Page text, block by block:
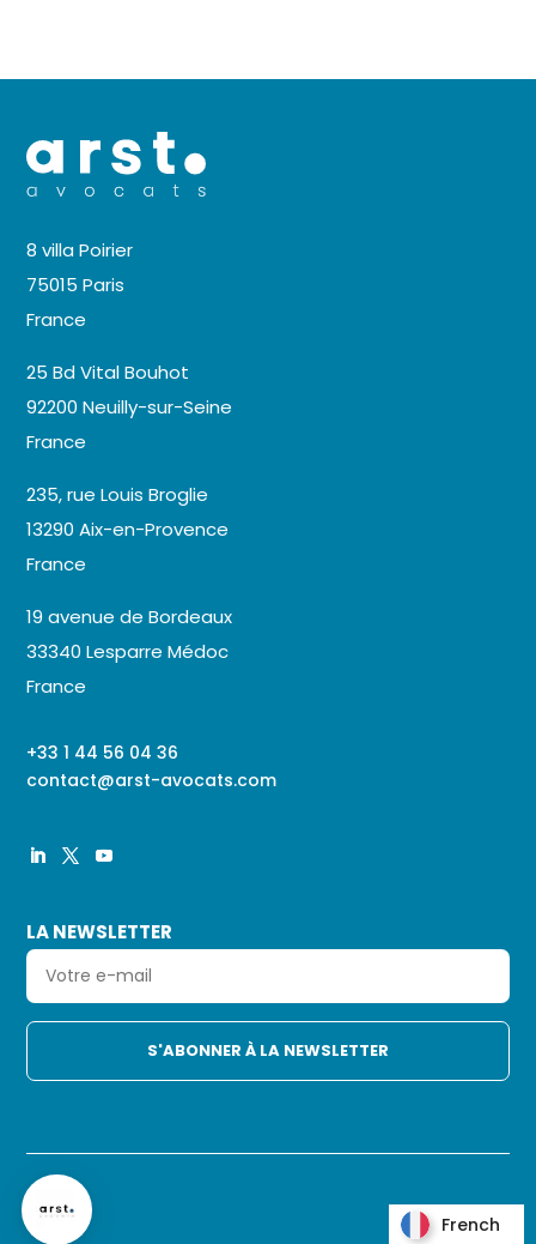
8 villa Poirier
75015 Paris
France
25 Bd Vital Bouhot
92200 Neuilly-sur-Seine
France
235, rue Louis Broglie
13290 Aix-en-Provence
France
19 avenue de Bordeaux
33340 Lesparre Médoc
France
+33 1 44 56 04 36
contact@arst-avocats.com
LA NEWSLETTER
French
French